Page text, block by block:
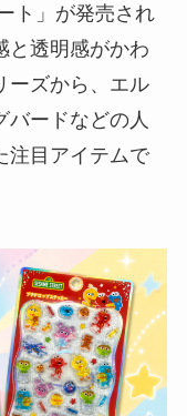
ト」が発売され
と透明感がかわ
ーズから、エル
バードなどの人
注目アイテムで